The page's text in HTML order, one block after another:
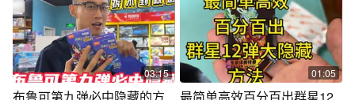
03:15 01:05